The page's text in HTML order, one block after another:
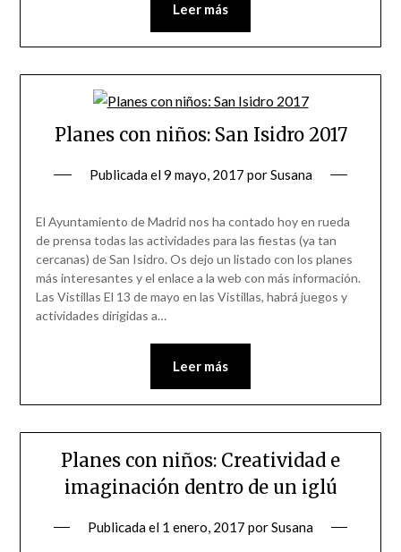
Leer más
Planes con niños: San Isidro 2017
Publicada el9 mayo, 2017 porSusana
El Ayuntamiento de Madrid nos ha contado hoy en rueda
de prensa todas las actividades para las fiestas (ya tan
cercanas) de San Isidro. Os dejo un listado con los planes
más interesantes y el enlace a la web con más información.
Las Vistillas El 13 de mayo en las Vistillas, habrá juegos y
actividades dirigidas a…
Leer más
Planes con niños: Creatividad e
imaginación dentro de un iglú
Publicada el 1 enero, 2017 porSusana